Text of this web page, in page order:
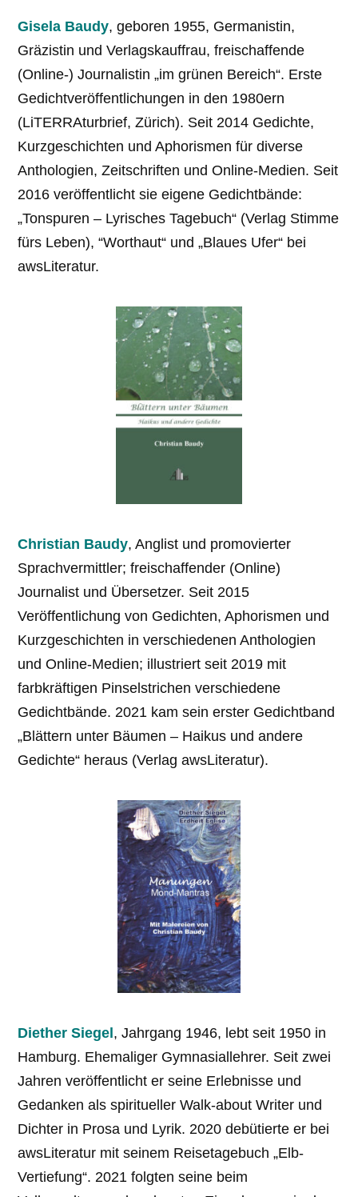
Gisela Baudy, geboren 1955, Germanistin,
Gräzistin und Verlagskauffrau, freischaffende
(Online-) Journalistin „im grünen Bereich“. Erste
Gedichtveröffent­lichungen in den 1980ern
(LiTERRAturbrief, Zürich). Seit 2014 Gedichte,
Kurzge­schichten und Aphorismen für diverse
Anthologien, Zeitschriften und Online-Medien. Seit
2016 veröffentlicht sie eigene Gedichtbände:
„Tonspuren – Lyrisches Tagebuch“ (Verlag Stimme
fürs Leben), “Worthaut“ und „Blaues Ufer“ bei
awsLiteratur.
Christian Baudy, Anglist und promovierter
Sprachvermittler; freischaffender (Online)
Journalist und Übersetzer. Seit 2015
Veröffentlichung von Gedichten, Aphorismen und
Kurzgeschichten in verschiedenen Anthologien
und Online-Medien; illustriert seit 2019 mit
farbkräftigen Pinselstrichen verschiedene
Gedichtbände. 2021 kam sein erster Gedichtband
„Blättern unter Bäumen – Haikus und andere
Gedichte“ heraus (Verlag awsLiteratur).
Diether Siegel, Jahrgang 1946, lebt seit 1950 in
Hamburg. Ehemaliger Gymnasial­lehrer. Seit zwei
Jahren veröffentlicht er seine Erlebnisse und
Gedanken als spiritueller Walk-about Writer und
Dichter in Prosa und Lyrik. 2020 debütierte er bei
awsLiteratur mit seinem Reisetagebuch „Elb-
Vertiefung“. 2021 folgten seine beim